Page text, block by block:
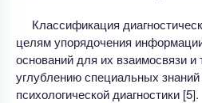
Классификация
целям упорядочения
оснований для их взаимосвязи
углублению специальных
психологической диагностики [5].